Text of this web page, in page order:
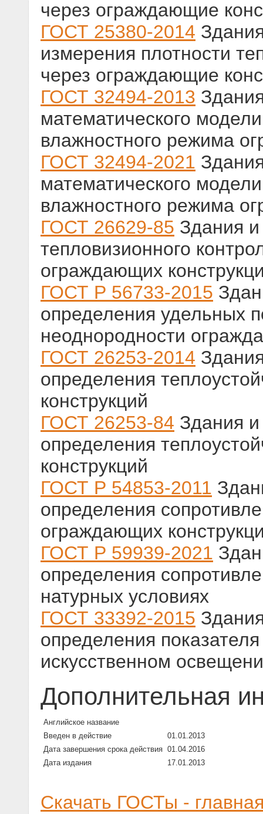
через ограждающие
ГОСТ 25380-2014
измерения плотности
через ограждающие
ГОСТ 32494-2013
математического
влажностного режима
ГОСТ 32494-2021
математического
влажностного режима
ГОСТ 26629-85 Здания
тепловизионного
ограждающих
ГОСТ Р 56733-2015
определения удельных
неоднородности
ГОСТ 26253-2014
определения
конструкций
ГОСТ 26253-84 Здания
определения
конструкций
ГОСТ Р 54853-2011
определения
ограждающих
ГОСТ Р 59939-2021
определения
натурных условиях
ГОСТ 33392-2015
определения
искусственном
Дополнительная
Английское название
Введен в действие
01.01.2013
Дата завершения срока действия 01.04.2016
Дата издания
17.01.2013
Скачать ГОСТы -